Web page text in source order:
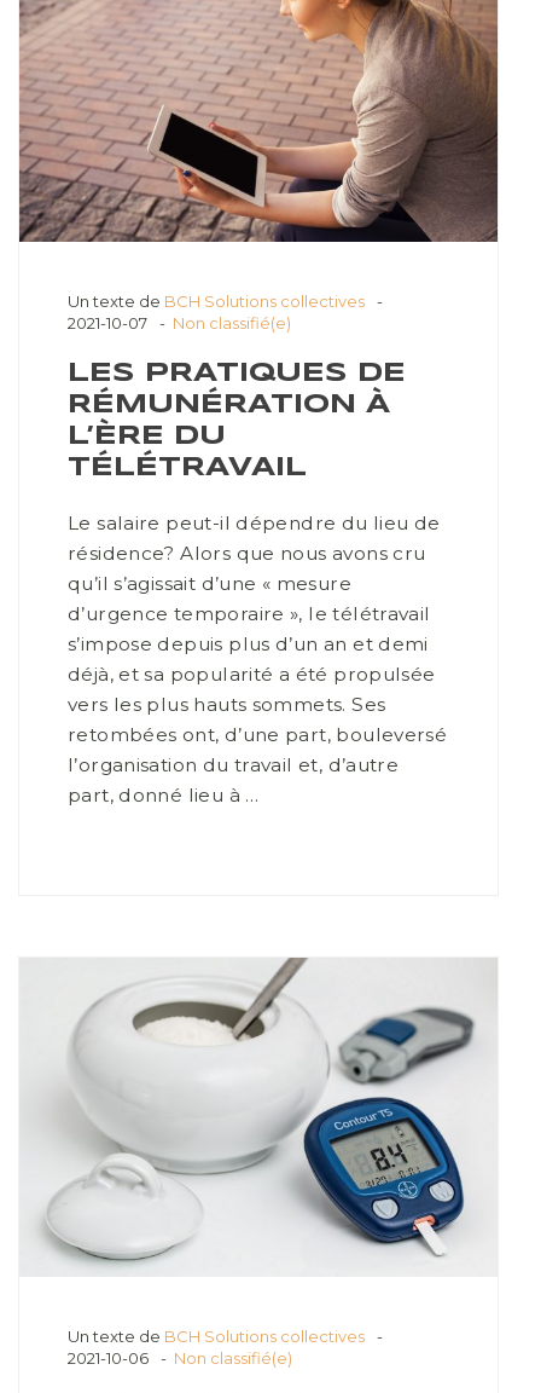
Un texte de BCH Solutions collectives
2021-10-07
Non classifié(e)
LES PRATIQUES DE
RÉMUNÉRATION À
L’ÈRE DU
TÉLÉTRAVAIL
Le salaire peut-il dépendre du lieu de
résidence? Alors que nous avons cru
qu’il s’agissait d’une « mesure
d’urgence temporaire », le télétravail
s’impose depuis plus d’un an et demi
déjà, et sa popularité a été propulsée
vers les plus hauts sommets. Ses
retombées ont, d’une part, bouleversé
l’organisation du travail et, d’autre
part, donné lieu à …
Un texte de BCH Solutions collectives
2021-10-06
Non classifié(e)